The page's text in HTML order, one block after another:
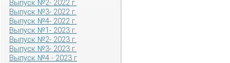
Выпуск №2- 2022 г.
Выпуск №3- 2022 г.
Выпуск №4- 2022 г.
Выпуск №1- 2023 г.
Выпуск №2- 2023 г.
Выпуск №3- 2023 г.
Выпуск №4 - 2023 г